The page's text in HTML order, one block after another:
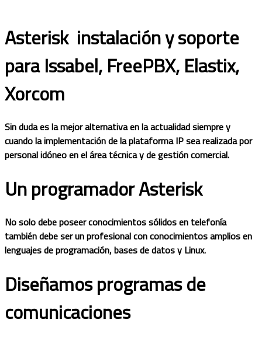
Asterisk instalación y soporte
para Issabel, FreePBX, Elastix,
Xorcom
Sin duda es la mejor alternativa en la actualidad siempre y
cuando la implementación de la plataforma IP sea realizada por
personal idóneo en el área técnica y de gestión comercial.
Un programador Asterisk
No solo debe poseer conocimientos sólidos en telefonía
también debe ser un profesional con conocimientos amplios en
lenguajes de programación, bases de datos y Linux.
Diseñamos programas de
comunicaciones